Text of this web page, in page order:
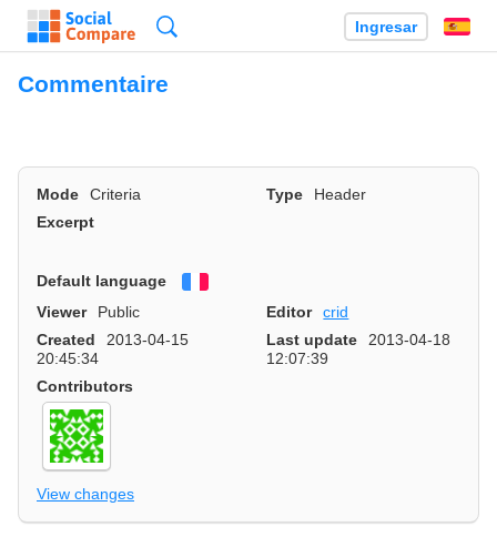
Ingresar
Commentaire
Mode Criteria Type
Header
Excerpt
Default language
Viewer
Public Editor
crid
Created
2013-04-15
20:45:34
Last update
2013-04-18
12:07:39
Contributors
View changes